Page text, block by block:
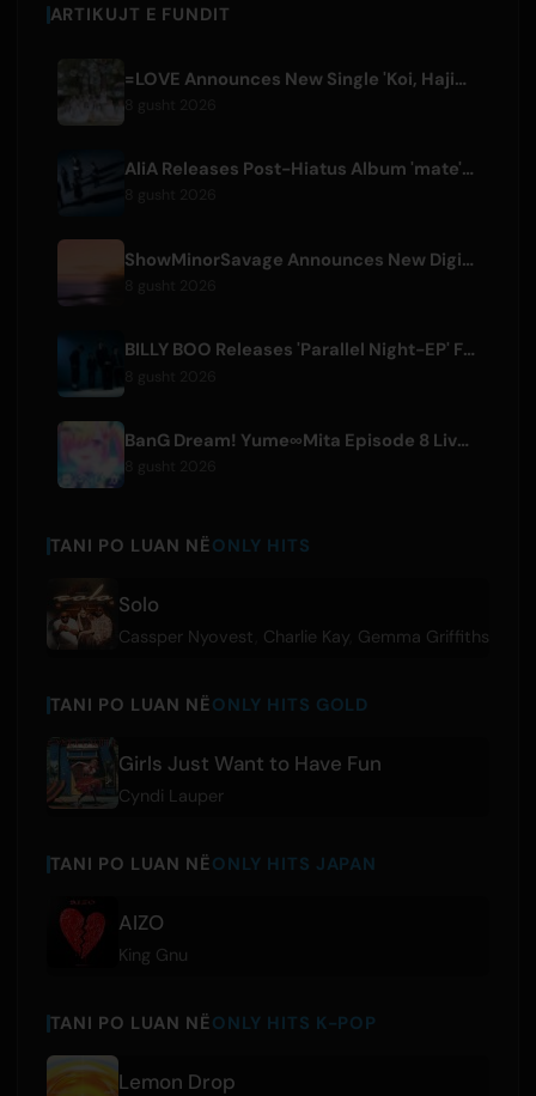
ARTIKUJT E FUNDIT
=LOVE Announces New Single 'Koi, Hajimemashita.' and Tokyo Dome Concerts
AliA Releases Post-Hiatus Album 'mate', Announces Tokyo Live
ShowMinorSavage Announces New Digital Single 'Gradation'
BILLY BOO Releases 'Parallel Night-EP' Featuring TV Drama Theme Song
BanG Dream! Yume∞Mita Episode 8 Live Clip Released
TANI PO LUAN NËONLY HITS
Solo
Cassper Nyovest Charlie Kay, Gemma Griffiths
TANI PO LUAN NËONLY HITS GOLD
Girls Just Want to Have Fun
Cyndi Lauper
TANI PO LUAN NËONLY HITS JAPAN
AIZO
King Gnu
TANI PO LUAN NËONLY HITS K-POP
Lemon Drop